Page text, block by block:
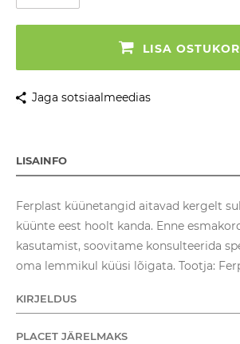
LISA
Jaga sotsiaalmeedias
LISAINFO
Ferplast küünetangid aitavad kergelt
küünte eest hoolt kanda. Enne
kasutamist, soovitame konsulteerida
oma lemmikul küüsi lõigata. Tootja:
KIRJELDUS
PLACET JÄRELMAKS